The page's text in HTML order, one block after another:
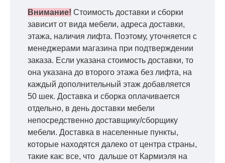
Внимание! Стоимость доставки и сборки
зависит от вида мебели, адреса доставки,
этажа, наличия лифта. Поэтому, уточняется с
менеджерами магазина при подтверждении
заказа. Если указана стоимость доставки, то
она указана до второго этажа без лифта, на
каждый дополнительный этаж добавляется
50 шек. Доставка и сборка оплачивается
отдельно, в день доставки мебели
непосредственно доставщику/сборщику
мебели. Доставка в населенные пункты,
которые находятся далеко от центра страны,
такие как: все, что дальше от Кармиэля на